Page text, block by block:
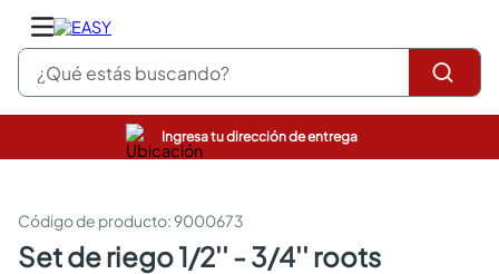
¿Qué estás buscando?
Ingresa tu dirección de entrega
:9000673
set de riego 1/2'' - 3/4'' roots
pinturas
sanitarios
comedor